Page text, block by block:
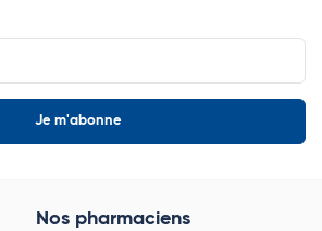
Nos pharmaciens